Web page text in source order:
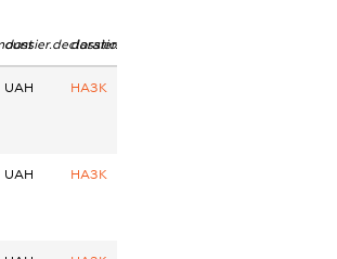
dossier.declarations.currency
dossier.declarations.source
UAH НАЗК
UAH НАЗК